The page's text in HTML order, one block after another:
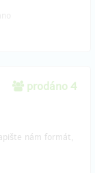
prodáno 4
nám formát,